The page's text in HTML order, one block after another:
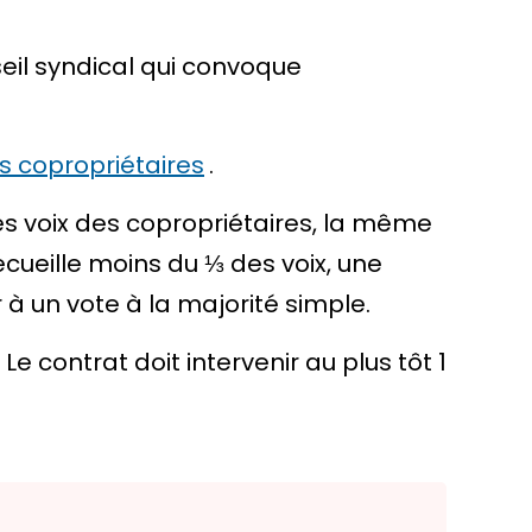
syndical qui convoque
copropriétaires .
voix des copropriétaires, la même
moins du ⅓ des voix, une
un vote à la majorité simple.
contrat doit intervenir au plus tôt 1